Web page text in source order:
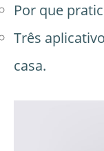
Por que
Três
casa.